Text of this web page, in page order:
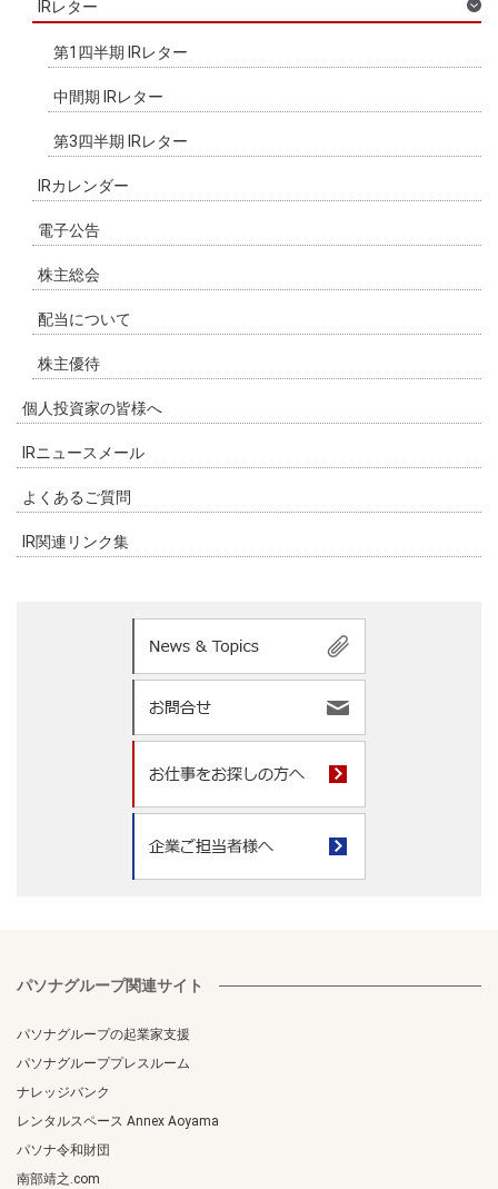
IRレター
第1四半期 IRレター
中間期 IRレター
第3四半期 IRレター
IRカレンダー
電子公告
株主総会
配当について
株主優待
個人投資家の皆様へ
IRニュースメール
よくあるご質問
IR関連リンク集
パソナグループ関連サイト
パソナグループの起業家支援
パソナグループプレスルーム
ナレッジバンク
レンタルスペース Annex Aoyama
パソナ令和財団
南部靖之.com